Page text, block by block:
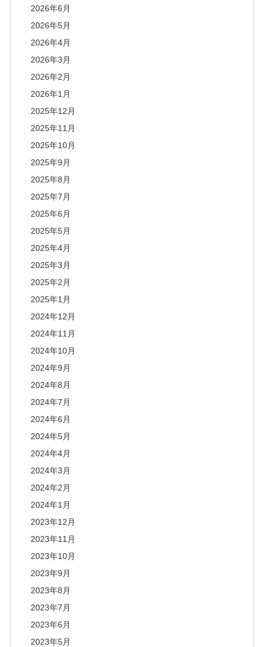
2026年6月
2026年5月
2026年4月
2026年3月
2026年2月
2026年1月
2025年12月
2025年11月
2025年10月
2025年9月
2025年8月
2025年7月
2025年6月
2025年5月
2025年4月
2025年3月
2025年2月
2025年1月
2024年12月
2024年11月
2024年10月
2024年9月
2024年8月
2024年7月
2024年6月
2024年5月
2024年4月
2024年3月
2024年2月
2024年1月
2023年12月
2023年11月
2023年10月
2023年9月
2023年8月
2023年7月
2023年6月
2023年5月